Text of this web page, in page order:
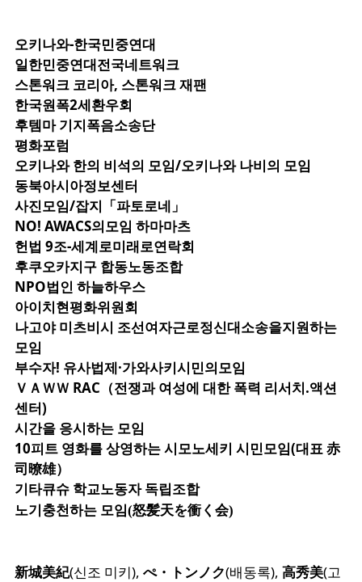
오키나와-한국민중연대
일한민중연대전국네트워크
스톤워크 코리아, 스톤워크 재팬
한국원폭2세환우회
후템마 기지폭음소송단
평화포럼
오키나와 한의 비석의 모임/오키나와 나비의 모임
동북아시아정보센터
사진모임/잡지「파토로네」
NO! AWACS의모임 하마마츠
헌법 9조-세계로미래로연락회
후쿠오카지구 합동노동조합
NPO법인 하늘하우스
아이치현평화위원회
나고야 미츠비시 조선여자근로정신대소송을지원하는
모임
부수자! 유사법제·가와사키시민의모임
ＶＡＷＷ RAC（전쟁과 여성에 대한 폭력 리서치.액션
센터)
시간을 응시하는 모임
10피트 영화를 상영하는 시모노세키 시민모임(대표 赤
司暸雄）
기타큐슈 학교노동자 독립조합
노기충천하는 모임(怒髪天を衝く会)
新城美紀(신조 미키), ぺ・トンノク(배동록), 高秀美(고